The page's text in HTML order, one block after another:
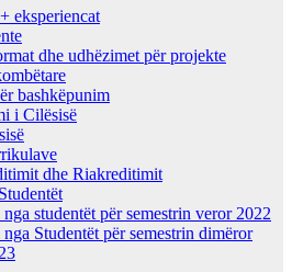
eksperiencat
dhe udhëzimet për projekte
bashkëpunim
i Cilësisë
dhe Riakreditimit
studentët për semestrin veror 2022
Studentët për semestrin dimëror